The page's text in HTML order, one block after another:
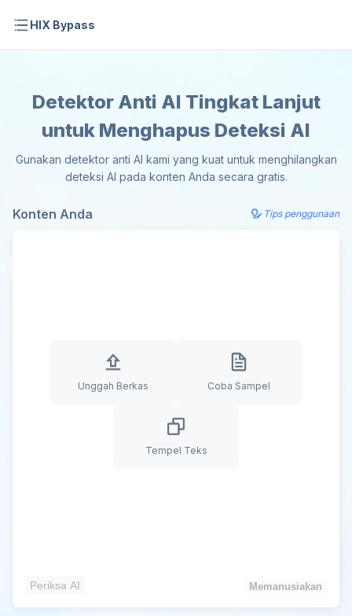
HIX Bypass
Detektor Anti AI Tingkat Lanjut
untuk Menghapus Deteksi AI
Gunakan detektor anti AI kami yang kuat untuk menghilangkan
deteksi AI pada konten Anda secara gratis.
Konten Anda Tips penggunaan
Unggah Berkas Coba Sampel
Tempel Teks
Periksa AI Memanusiakan